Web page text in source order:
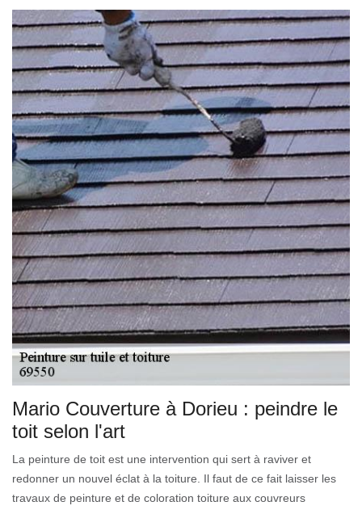
Mario Couverture à Dorieu : peindre le
toit selon l'art
La peinture de toit est une intervention qui sert à raviver et
redonner un nouvel éclat à la toiture. Il faut de ce fait laisser les
travaux de peinture et de coloration toiture aux couvreurs